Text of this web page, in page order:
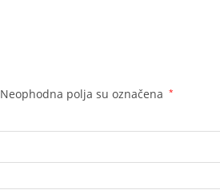
Neophodna polja su označena *